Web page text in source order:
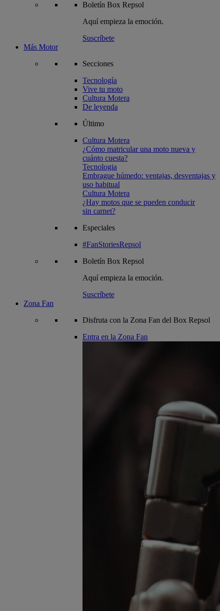
Boletín Box Repsol
Aquí empieza la emoción.
Suscríbete
Más Motor
Secciones
Tecnología
Vive tu moto
Cultura Motera
De leyenda
Último
Cultura Motera
¿Cómo matricular una moto nueva y
cuánto cuesta?
Tecnologia
Embrague húmedo: ventajas, desventajas y
uso habitual
Cultura Motera
¿Hay motos que se pueden conducir
sin carnet?
Especiales
#FanStoriesRepsol
Boletín Box Repsol
Aquí empieza la emoción.
Suscríbete
Zona Fan
Disfruta con la Zona Fan del Box Repsol
Entra en la Zona Fan